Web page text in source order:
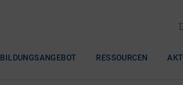
BILDUNGSANGEBOT RESSOURCEN